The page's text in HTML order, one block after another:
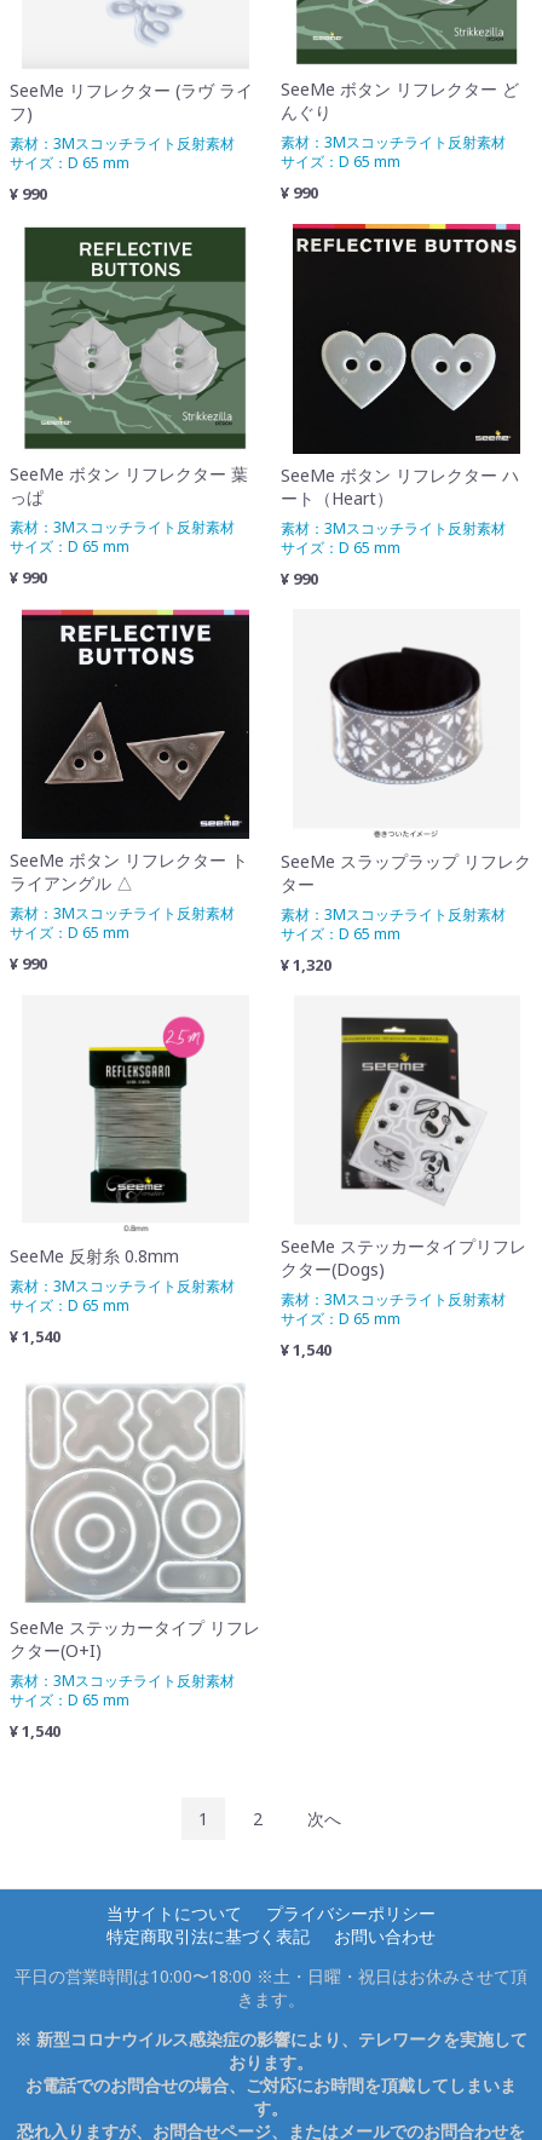
SeeMe リフレクター (ラヴ ライ
フ)
素材：3Mスコッチライト反射素材
サイズ：D 65 mm
¥ 990
SeeMe ボタン リフレクター ど
んぐり
素材：3Mスコッチライト反射素材
サイズ：D 65 mm
¥ 990
SeeMe ボタン リフレクター 葉
っぱ
素材：3Mスコッチライト反射素材
サイズ：D 65 mm
¥ 990
SeeMe ボタン リフレクター ハ
ート（Heart）
素材：3Mスコッチライト反射素材
サイズ：D 65 mm
¥ 990
SeeMe ボタン リフレクター ト
ライアングル △
素材：3Mスコッチライト反射素材
サイズ：D 65 mm
¥ 990
SeeMe スラップラップ リフレク
ター
素材：3Mスコッチライト反射素材
サイズ：D 65 mm
¥ 1,320
SeeMe 反射糸 0.8mm
素材：3Mスコッチライト反射素材
サイズ：D 65 mm
¥ 1,540
SeeMe ステッカータイプリフレ
クター(Dogs)
素材：3Mスコッチライト反射素材
サイズ：D 65 mm
¥ 1,540
SeeMe ステッカータイプ リフレ
クター(O+I)
素材：3Mスコッチライト反射素材
サイズ：D 65 mm
¥ 1,540
1 2 次へ
当サイトについて
プライバシーポリシー
特定商取引法に基づく表記
お問い合わせ
平日の営業時間は10:00〜18:00 ※土・日曜・祝日はお休みさせて頂
きます。
※ 新型コロナウイルス感染症の影響により、テレワークを実施して
おります。
お電話でのお問合せの場合、ご対応にお時間を頂戴してしまいま
す。
恐れ入りますが、お問合せページ、またはメールでのお問合わせを